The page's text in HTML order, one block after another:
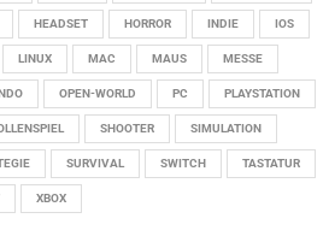
HEADSET HORROR INDIE IOS
LINUX MAC MAUS MESSE
OPEN-WORLD PC PLAYSTATION
SHOOTER SIMULATION
SURVIVAL SWITCH TASTATUR
XBOX